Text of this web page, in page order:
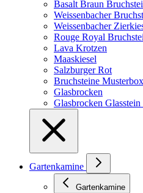
Basalt Braun
Weissenbacher
Weissenbacher
Rouge Royal
Lava Krotzen
Maaskiesel
Salzburger Rot
Bruchsteine
Glasbrocken
Glasbrocken
Gartenkamine
Gartenkamine